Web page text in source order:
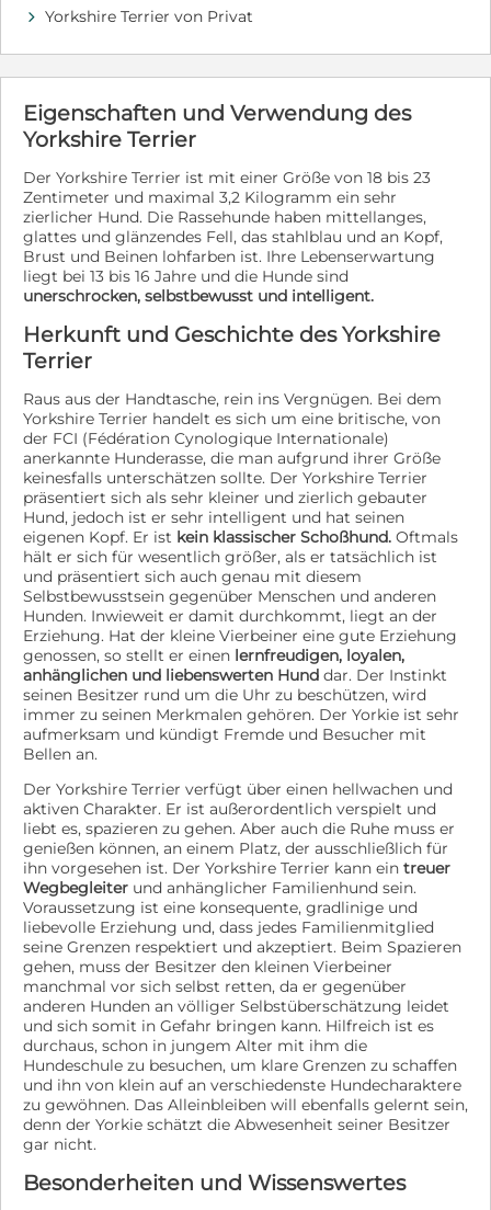
Straßenverkehr, keine Alltagsgeräusche von
verantwortungsbewusste, geduldige Menschen, die
wissen, dass mit einem Tier nicht nur eine Menge Spaß
und Freude, sondern auch Erziehungs- und viel Putz-
Arbeit ins Haus kommt. Die Verhaltensbeschreibung
des Tieres beruht auf Beobachtungen der Tierschützer
vor Ort, in Ungarn. Im neuen Zuhause wird/kann sich
der Vierbeiner charakterlich anpassen und/oder
verändern. Ob Jagdtrieb vorhanden ist, lässt sich vor
Ort nicht zuverlässig einschätzen. Unsere Tiere haben
einen Mikrochip, die "Standard-Impfungen“ und sind
kastriert, ausser Welpen, sowie den blauen EU-
Rommys Tatzenteam e.V. www.rommys-tatzenteam.de
rommystatzenteam@yahoo.de Sie finden uns auch auf
d Yorkshire Terrier von Privat
Eigenschaften und Verwendung des
Yorkshire Terrier
Der Yorkshire Terrier ist mit einer Größe von 18 bis 23
Zentimeter und maximal 3,2 Kilogramm ein sehr
zierlicher Hund. Die Rassehunde haben mittellanges,
glattes und glänzendes Fell, das stahlblau und an Kopf,
Brust und Beinen lohfarben ist. Ihre Lebenserwartung
liegt bei 13 bis 16 Jahre und die Hunde sind
unerschrocken, selbstbewusst und intelligent.
Herkunft und Geschichte des Yorkshire
Terrier
Raus aus der Handtasche, rein ins Vergnügen. Bei dem
Yorkshire Terrier handelt es sich um eine britische, von
der FCI (Fédération Cynologique Internationale)
anerkannte Hunderasse, die man aufgrund ihrer Größe
keinesfalls unterschätzen sollte. Der Yorkshire Terrier
präsentiert sich als sehr kleiner und zierlich gebauter
Hund, jedoch ist er sehr intelligent und hat seinen
eigenen Kopf. Er ist kein klassischer Schoßhund. Oftmals
hält er sich für wesentlich größer, als er tatsächlich ist
und präsentiert sich auch genau mit diesem
Selbstbewusstsein gegenüber Menschen und anderen
Hunden. Inwieweit er damit durchkommt, liegt an der
Erziehung. Hat der kleine Vierbeiner eine gute Erziehung
genossen, so stellt er einen lernfreudigen, loyalen,
anhänglichen und liebenswerten Hund dar. Der Instinkt
seinen Besitzer rund um die Uhr zu beschützen, wird
immer zu seinen Merkmalen gehören. Der Yorkie ist sehr
aufmerksam und kündigt Fremde und Besucher mit
Bellen an.
Der Yorkshire Terrier verfügt über einen hellwachen und
aktiven Charakter. Er ist außerordentlich verspielt und
liebt es, spazieren zu gehen. Aber auch die Ruhe muss er
genießen können, an einem Platz, der ausschließlich für
ihn vorgesehen ist. Der Yorkshire Terrier kann ein treuer
Wegbegleiter und anhänglicher Familienhund sein.
Voraussetzung ist eine konsequente, gradlinige und
liebevolle Erziehung und, dass jedes Familienmitglied
seine Grenzen respektiert und akzeptiert. Beim Spazieren
gehen, muss der Besitzer den kleinen Vierbeiner
manchmal vor sich selbst retten, da er gegenüber
anderen Hunden an völliger Selbstüberschätzung leidet
und sich somit in Gefahr bringen kann. Hilfreich ist es
durchaus, schon in jungem Alter mit ihm die
Hundeschule zu besuchen, um klare Grenzen zu schaffen
und ihn von klein auf an verschiedenste Hundecharaktere
zu gewöhnen. Das Alleinbleiben will ebenfalls gelernt sein,
denn der Yorkie schätzt die Abwesenheit seiner Besitzer
gar nicht.
Besonderheiten und Wissenswertes